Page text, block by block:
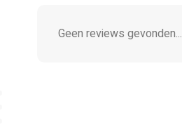
Geen reviews gevonden...